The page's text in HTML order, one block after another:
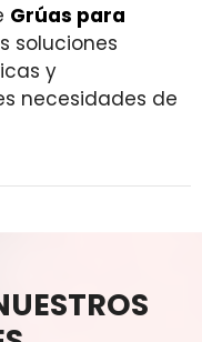
Grúas para
soluciones
y
necesidades de